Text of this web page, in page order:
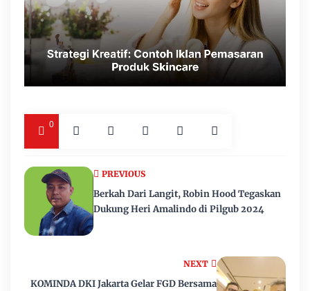
0
NEXT
KOMINDA DKI Jakarta Gelar FGD Bersama
PREVIOUS
Berkah Dari Langit, Robin Hood Tegaskan
Dukung Heri Amalindo di Pilgub 2024